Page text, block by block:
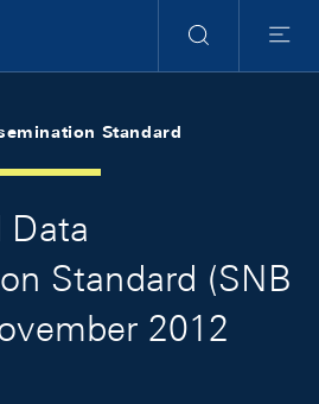
Suche
Menu
Standard
Data
Standard (SNB
2012